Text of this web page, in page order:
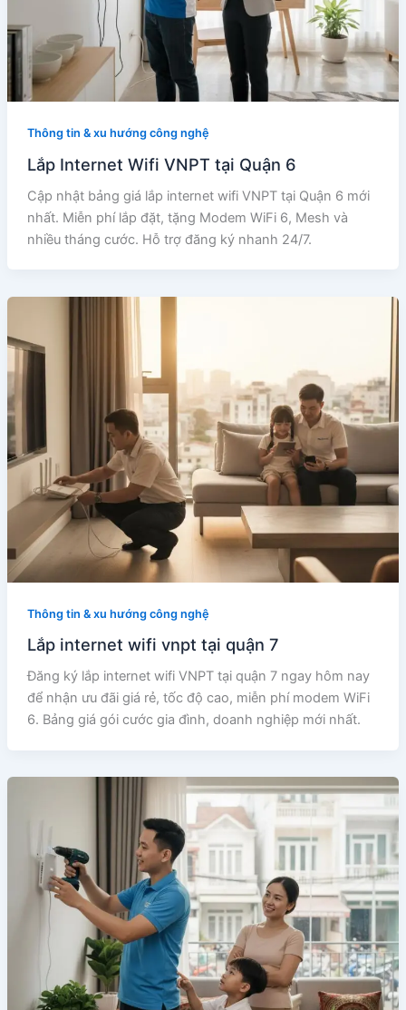
Thông tin & xu hướng công nghệ
Lắp Internet Wifi VNPT tại Quận 6
Cập nhật bảng giá lắp internet wifi VNPT tại Quận 6 mới
nhất. Miễn phí lắp đặt, tặng Modem WiFi 6, Mesh và
nhiều tháng cước. Hỗ trợ đăng ký nhanh 24/7.
Thông tin & xu hướng công nghệ
Lắp internet wifi vnpt tại quận 7
Đăng ký lắp internet wifi VNPT tại quận 7 ngay hôm nay
để nhận ưu đãi giá rẻ, tốc độ cao, miễn phí modem WiFi
6. Bảng giá gói cước gia đình, doanh nghiệp mới nhất.